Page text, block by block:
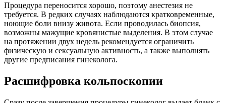
Процедура переносится хорошо, поэтому анестезия не
требуется. В редких случаях наблюдаются кратковременные,
ноющие боли внизу живота. Если проводилась биопсия,
возможны мажущие кровянистые выделения. В этом случае
на протяжении двух недель рекомендуется ограничить
физическую и сексуальную активность, а также выполнять
другие предписания гинеколога.
Расшифровка кольпоскопии